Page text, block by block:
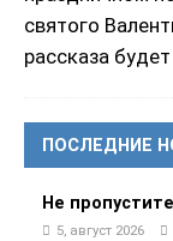
святого
рассказа
ПОСЛЕДНИЕ
Не
5, август 2026